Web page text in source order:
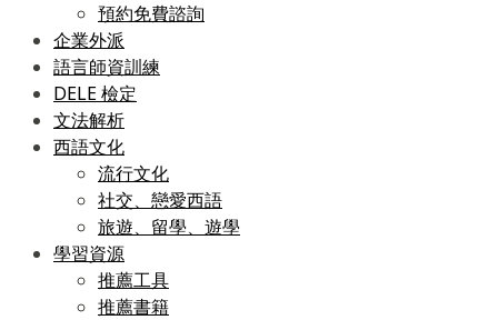
預約免費諮詢
企業外派
語言師資訓練
DELE 檢定
文法解析
西語文化
流行文化
社交、戀愛西語
旅遊、留學、遊學
學習資源
推薦工具
推薦書籍